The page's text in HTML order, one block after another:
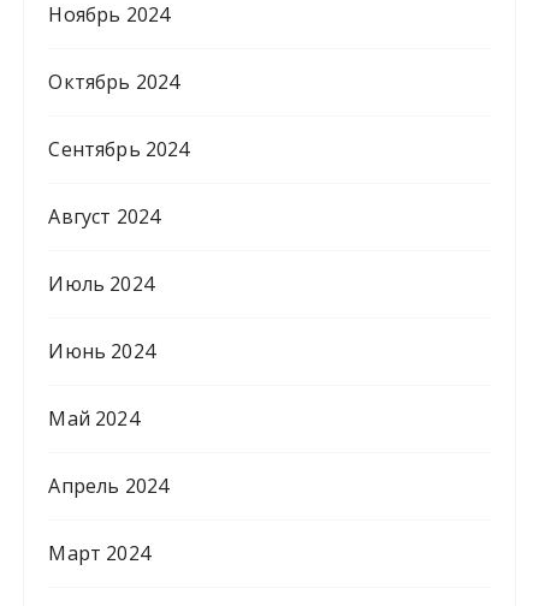
Ноябрь 2024
Октябрь 2024
Сентябрь 2024
Август 2024
Июль 2024
Июнь 2024
Май 2024
Апрель 2024
Март 2024